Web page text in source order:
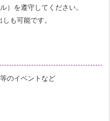
）を遵守してください。
も可能です。
のイベントなど